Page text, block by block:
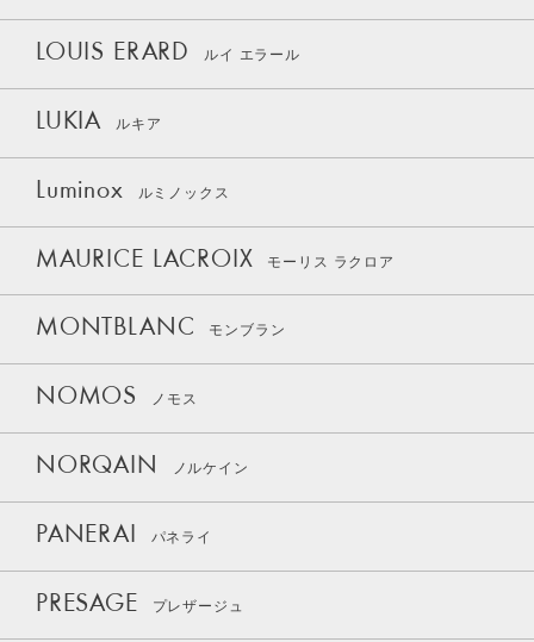
LOUIS ERARD ルイ エラール
LUKIA ルキア
Luminox ルミノックス
MAURICE LACROIX モーリス ラクロア
MONTBLANC モンブラン
NOMOS ノモス
NORQAIN ノルケイン
PANERAI パネライ
PRESAGE プレザージュ